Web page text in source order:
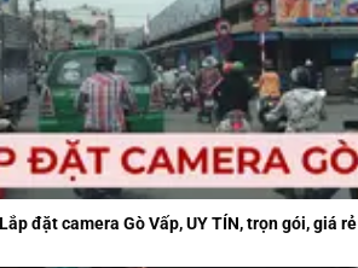
Lắp đặt camera Gò Vấp, UY TÍN, trọn gói, giá rẻ